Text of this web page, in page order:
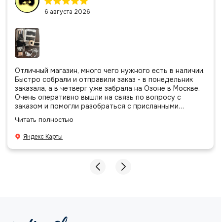
6 августа 2026
Отличный магазин, много чего нужного есть в наличии.
Быстро собрали и отправили заказ - в понедельник
заказала, а в четверг уже забрала на Озоне в Москве.
Очень оперативно вышли на связь по вопросу с
заказом и помогли разобраться с присланными
даже есть подарочек, очень приятно. Спасибо
большое команде!
Читать полностью
Яндекс Карты